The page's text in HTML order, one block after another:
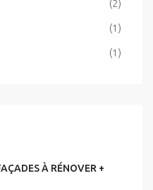
(2)
(1)
(1)
À RÉNOVER +